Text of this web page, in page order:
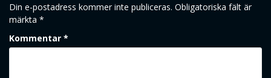
Din e-postadress kommer inte publiceras. Obligatoriska fält är
märkta *
Kommentar *